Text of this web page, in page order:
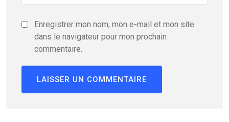
Enregistrer mon nom, mon e-mail et mon site
dans le navigateur pour mon prochain
commentaire.